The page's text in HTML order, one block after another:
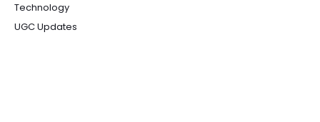
Technology
UGC Updates